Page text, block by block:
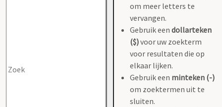
om meer letters te
vervangen.
Gebruik een dollarteken
($)voor uw zoekterm
voor resultaten die op
elkaar lijken.
Gebruik een minteken (-)
om zoektermen uit te
sluiten.